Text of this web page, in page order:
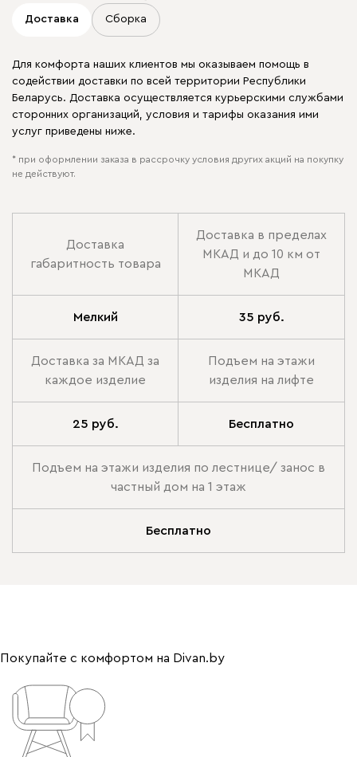
Доставка Сборка
Для комфорта наших клиентов мы оказываем помощь в
содействии доставки по всей территории Республики
Беларусь. Доставка осуществляется курьерскими службами
сторонних организаций, условия и тарифы оказания ими
услуг приведены ниже.
* при оформлении заказа в рассрочку условия других акций на покупку
не действуют.
Доставка
габаритность товара
Доставка в пределах
МКАД и до 10 км от
МКАД
Мелкий 35 руб.
Доставка за МКАД за
каждое изделие
Подъем на этажи
изделия на лифте
25 руб. Бесплатно
Подъем на этажи изделия по лестнице/ занос в
частный дом на 1 этаж
Бесплатно
Покупайте с комфортом на Divan.by